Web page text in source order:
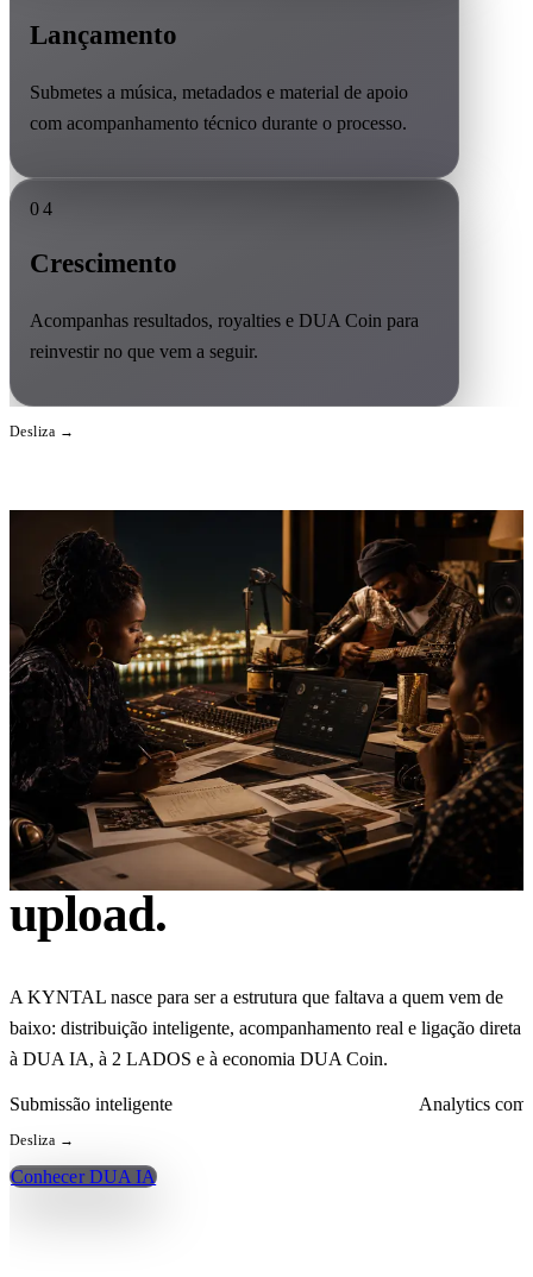
Lançamento
Submetes a música, metadados e material de apoio
com acompanhamento técnico durante o processo.
04
Crescimento
Acompanhas resultados, royalties e DUA Coin para
reinvestir no que vem a seguir.
Desliza →
100% nacional
Criada em Portugal para artistas independentes lusófonos.
04 / Ecossistema
Aqui, o artista não
é só mais um
upload.
A KYNTAL nasce para ser a estrutura que faltava a quem vem de
baixo: distribuição inteligente, acompanhamento real e ligação direta
à DUA IA, à 2 LADOS e à economia DUA Coin.
Submissão inteligente Analytics
Desliza →
Conhecer DUA IA